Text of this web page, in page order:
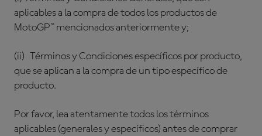
aplicables a la compra de todos los productos de
MotoGP™ mencionados anteriormente y;
(ii) Términos y Condiciones específicos por producto,
que se aplican a la compra de un tipo específico de
producto.
Por favor, lea atentamente todos los términos
aplicables (generales y específicos) antes de comprar